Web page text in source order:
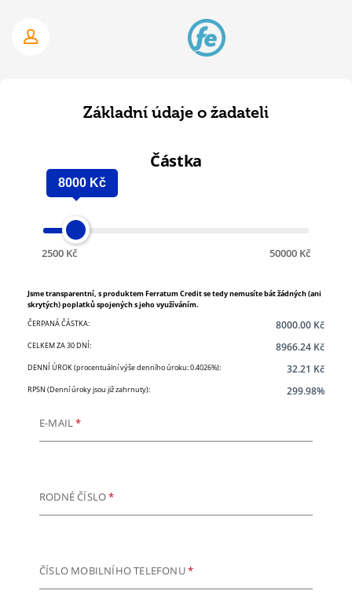
Základní údaje o žadateli
Částka
2500 Kč 50000 Kč
8000 Kč
Jsme transparentní, s produktem Ferratum Credit se tedy nemusíte bát žádných (ani
skrytých) poplatků spojených s jeho využíváním.
ČERPANÁ ČÁSTKA:
8000.00 Kč
CELKEM ZA 30 DNÍ: 8966.24 Kč
DENNÍ ÚROK (procentuální výše denního úroku: 0.4026%): 32.21 Kč
RPSN (Denní úroky jsou již zahrnuty): 299.98%
E-MAIL*
RODNÉ ČÍSLO*
ČÍSLO MOBILNÍHO TELEFONU*